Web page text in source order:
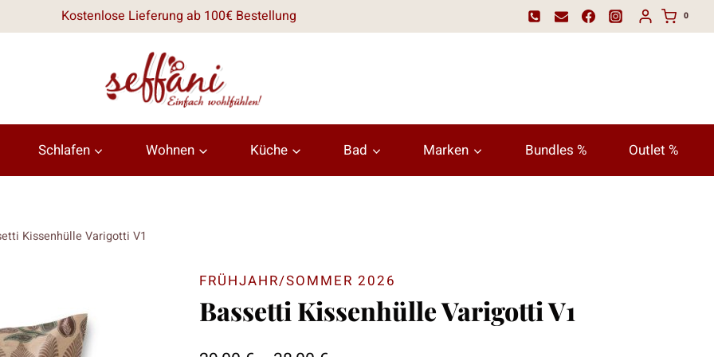
Kostenlose Lieferung ab 100€ Bestellung 0
Schlafen Wohnen Küche Bad Marken Bundles % Outlet %
Kissenhülle Varigotti V1
FRÜHJAHR/SOMMER 2026
Bassetti Kissenhülle Varigotti V1